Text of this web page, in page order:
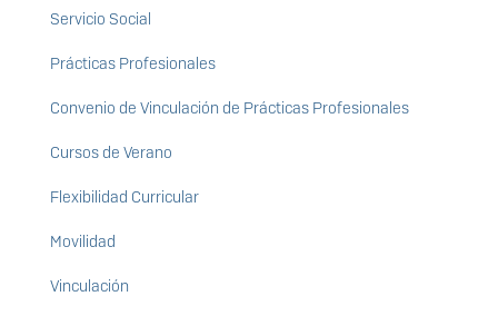
Servicio Social
Prácticas Profesionales
Convenio de Vinculación de Prácticas Profesionales
Cursos de Verano
Flexibilidad Curricular
Movilidad
Vinculación